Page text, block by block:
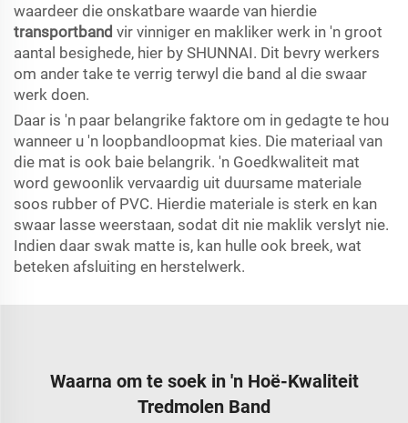
waardeer die onskatbare waarde van hierdie
transportband vir vinniger en makliker werk in 'n groot
aantal besighede, hier by SHUNNAI. Dit bevry werkers
om ander take te verrig terwyl die band al die swaar
werk doen.
Daar is 'n paar belangrike faktore om in gedagte te hou
wanneer u 'n loopbandloopmat kies. Die materiaal van
die mat is ook baie belangrik. 'n Goedkwaliteit mat
word gewoonlik vervaardig uit duursame materiale
soos rubber of PVC. Hierdie materiale is sterk en kan
swaar lasse weerstaan, sodat dit nie maklik verslyt nie.
Indien daar swak matte is, kan hulle ook breek, wat
beteken afsluiting en herstelwerk.
Waarna om te soek in 'n Hoë-Kwaliteit
Tredmolen Band